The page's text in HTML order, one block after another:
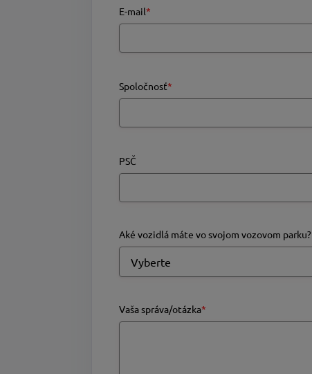
E-mail*
Spoločnosť*
PSČ
Aké vozidlá máte vo svojom vozovom parku?
Vaša správa/otázka*